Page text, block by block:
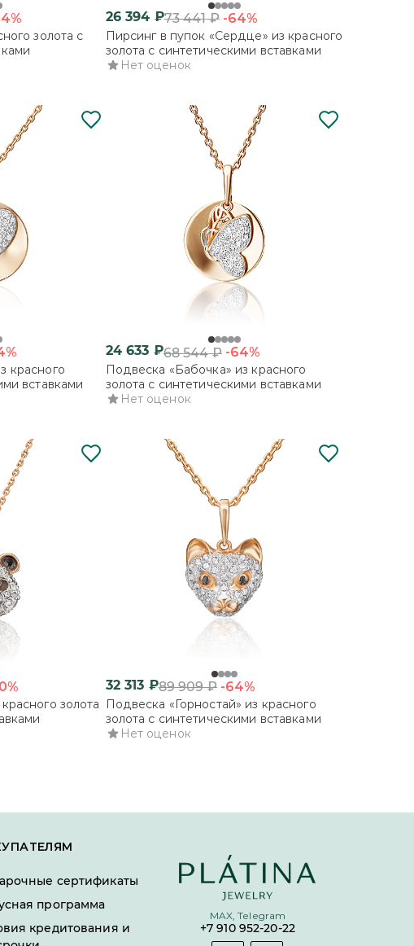
золота с
26 394 ₽73 441₽ -64%
Пирсинг в пупок «Сердце» из красного
золота с синтетическими вставками
Нет оценок
красного
вставками
24 633 ₽68 544₽ -64%
Подвеска «Бабочка» из красного
золота с синтетическими вставками
Нет оценок
золота
32 313 ₽89 909₽ -64%
Подвеска «Горностай» из красного
золота с синтетическими вставками
Нет оценок
сертификаты
программа
кредитования и
MAX, Telegram
+7 910 952-20-22